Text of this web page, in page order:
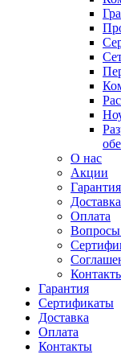
О нас
Акции
Оплата
Гарантия
Сертификаты
Доставка
Оплата
Контакты